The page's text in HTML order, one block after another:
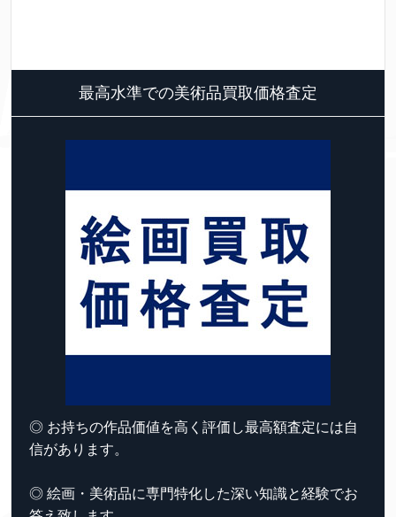
最高水準での美術品買取価格査定
◎ お持ちの作品価値を高く評価し最高額査定には自
信があります。
◎ 絵画・美術品に専門特化した深い知識と経験でお